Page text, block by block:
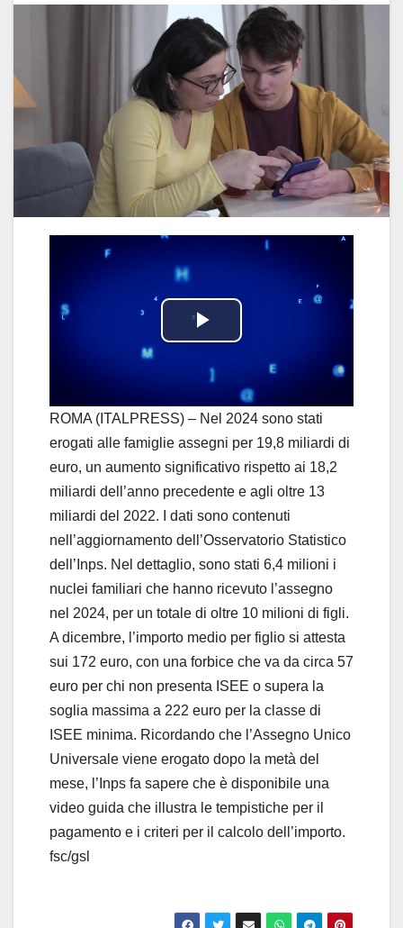
P
l
a
y
V
i
d
e
o
ROMA (ITALPRESS) – Nel 2024 sono stati
erogati alle famiglie assegni per 19,8 miliardi di
euro, un aumento significativo rispetto ai 18,2
miliardi dell’anno precedente e agli oltre 13
miliardi del 2022. I dati sono contenuti
nell’aggiornamento dell’Osservatorio Statistico
dell’Inps. Nel dettaglio, sono stati 6,4 milioni i
nuclei familiari che hanno ricevuto l’assegno
nel 2024, per un totale di oltre 10 milioni di figli.
A dicembre, l’importo medio per figlio si attesta
sui 172 euro, con una forbice che va da circa 57
euro per chi non presenta ISEE o supera la
soglia massima a 222 euro per la classe di
ISEE minima. Ricordando che l’Assegno Unico
Universale viene erogato dopo la metà del
mese, l’Inps fa sapere che è disponibile una
video guida che illustra le tempistiche per il
pagamento e i criteri per il calcolo dell’importo.
fsc/gsl